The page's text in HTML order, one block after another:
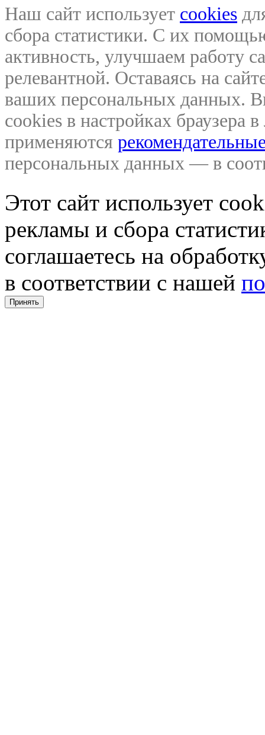
Наш сайт использует cookies
сбора статистики. С их
активность, улучшаем работу
релевантной. Оставаясь на
ваших персональных данных.
cookies в настройках браузера
применяются
персональных данных — в
Этот сайт использует
рекламы и сбора
соглашаетесь на
в соответствии с нашей
Принять